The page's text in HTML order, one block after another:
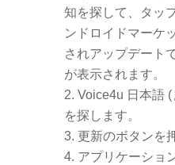
知を探して、タッ
ンドロイドマーケ
されアップデート
が表示されます。
Voice4u 日本語
を探します。
更新のボタンを
アプリケーショ